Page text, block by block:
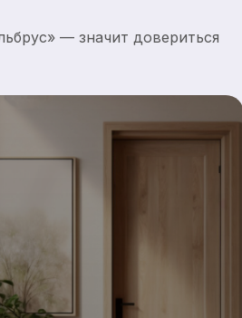
— значит довериться